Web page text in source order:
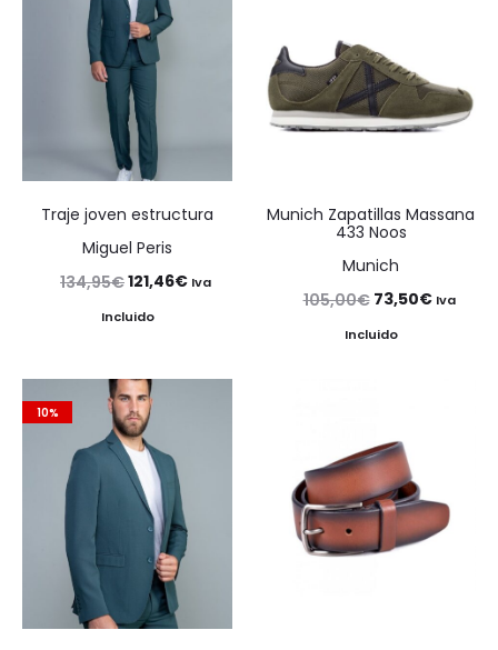
Traje joven estructura
Miguel Peris
134,95€El
precio
era:
134,95€.
121,46€El
es:
Iva
Incluido
Munich Zapatillas Massana
433 Noos
Munich
105,00€ El
precio
73,50€ElIva
Incluido
10%